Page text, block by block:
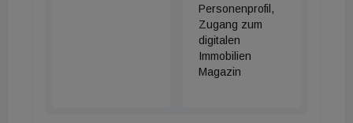
Personenprofil,
Zugang zum
digitalen
Immobilien
Magazin